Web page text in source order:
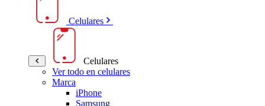
Celulares
Celulares
Ver todo en celulares
Marca
iPhone
Samsung